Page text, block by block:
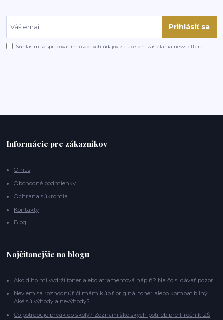
Prihlásiť sa
Súhlasím sospracovaním osobných údajov za účelom zasielania newslettera.
Informácie pre zákazníkov
O nás
Obchodné podmienky
Ochrana súkromia
Kontakty
Blog
Najčítanejšie na blogu
Ako dlho mi vydrží toner alebo atramentová náplň? Na čo si dávať pozor!
Neviem sa rozhodnúť či mám kúpiť originál toner alebo kompatibilný:
Aké sú výhody a nevýhody?
Čo potrebuje prvák do školy? Zoznam školských potrieb pre 1. ročník ZŠ